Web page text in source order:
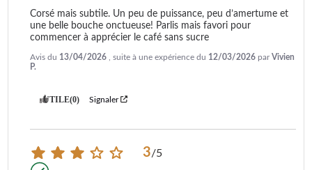
Corsé mais subtile. Un peu de puissance, peu d’amertume et
une belle bouche onctueuse! Parlis mais favori pour
commencer à apprécier le café sans sucre
Avis du 13/04/2026 , suite à une expérience du 12/03/2026 parVivien
P.
UTILE(0) Signaler
3/5